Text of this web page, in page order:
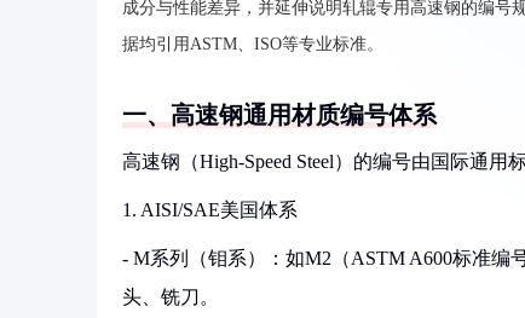
成分与性能差异，并延伸说明轧辊专用高速钢的编号
据均引用ASTM、ISO等专业标准。
一、高速钢通用材质编号体系
高速钢（High-Speed Steel）的编号由国际通用
1. AISI/SAE美国体系
- M系列（钼系）：如M2（ASTM A600标准编
头、铣刀。